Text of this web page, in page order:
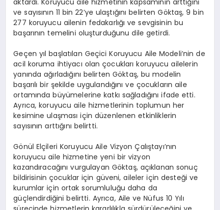
ve sayısının 11 bin 22’ye ulaştığını belirten Göktaş, 9 bin
277 koruyucu ailenin fedakarlığı ve sevgisinin bu
başarının temelini oluşturduğunu dile getirdi.
Geçen yıl başlatılan Geçici Koruyucu Aile Modeli’nin de
acil koruma ihtiyacı olan çocukları koruyucu ailelerin
yanında ağırladığını belirten Göktaş, bu modelin
başarılı bir şekilde uygulandığını ve çocukların aile
ortamında büyümelerine katkı sağladığını ifade etti.
Ayrıca, koruyucu aile hizmetlerinin toplumun her
kesimine ulaşması için düzenlenen etkinliklerin
sayısının arttığını belirtti.
Gönül Elçileri Koruyucu Aile Vizyon Çalıştayı’nın
koruyucu aile hizmetine yeni bir vizyon
kazandıracağını vurgulayan Göktaş, açıklanan sonuç
bildirisinin çocuklar için güveni, aileler için desteği ve
kurumlar için ortak sorumluluğu daha da
güçlendirdiğini belirtti. Ayrıca, Aile ve Nüfus 10 Yılı